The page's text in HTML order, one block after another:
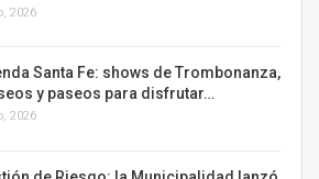
2026
Santa Fe: shows de Trombonanza,
y paseos para disfrutar…
2026